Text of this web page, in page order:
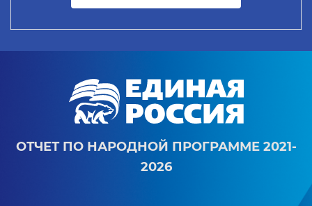
ОТЧЕТ ПО НАРОДНОЙ ПРОГРАММЕ 2021-
2026